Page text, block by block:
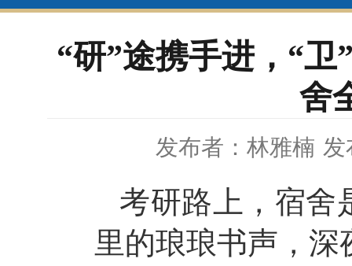
“研”途携手进，“
舍
发布者：林雅楠 发
考研路上，宿舍
里的琅琅书声，